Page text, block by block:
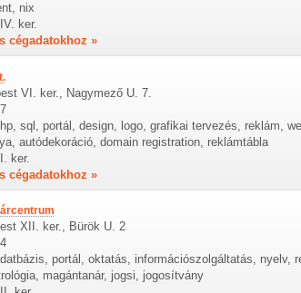
nix
ker.
cégadatokhoz »
VI. ker., Nagymező U. 7.
sql, portál, design, logo, grafikai tervezés, reklám,
autódekoráció, domain registration, reklámtábla
ker.
cégadatokhoz »
XII. ker., Bürök U. 2
portál, oktatás, információszolgáltatás, nyelv,
magántanár, jogsi, jogosítvány